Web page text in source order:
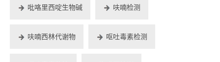
吡咯里西啶生物碱 呋喃检测
呋喃西林代谢物 呕吐毒素检测